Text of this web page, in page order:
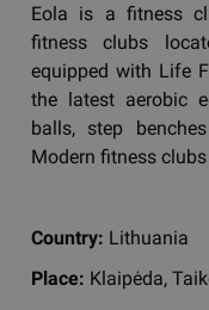
Eola is a fitness
fitness clubs
equipped with Life
the latest aerobic
balls, step
Modern fitness
Country: Lithuania
Place: Klaipėda,